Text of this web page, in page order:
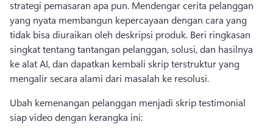
strategi pemasaran apa pun. Mendengar cerita pelanggan
yang nyata membangun kepercayaan dengan cara yang
tidak bisa diuraikan oleh deskripsi produk. Beri ringkasan
singkat tentang tantangan pelanggan, solusi, dan hasilnya
ke alat AI, dan dapatkan kembali skrip terstruktur yang
mengalir secara alami dari masalah ke resolusi.
Ubah kemenangan pelanggan menjadi skrip testimonial
siap video dengan kerangka ini: